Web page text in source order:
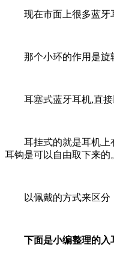
现在市面上很多蓝牙耳
那个小环的作用是旋转
耳塞式蓝牙耳机,直接
耳挂式的就是耳机上有
耳钩是可以自由取下来的
以佩戴的方式来区分，
下面是小编整理的入